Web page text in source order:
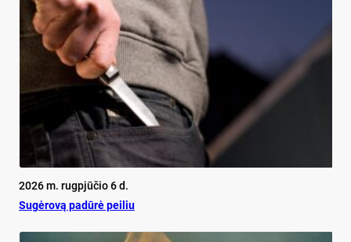
2026 m. rugpjūčio 6 d.
Su­gė­ro­vą pa­dū­rė pei­liu